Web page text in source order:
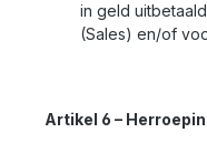
in geld
(Sales) en/of
Artikel 6 –